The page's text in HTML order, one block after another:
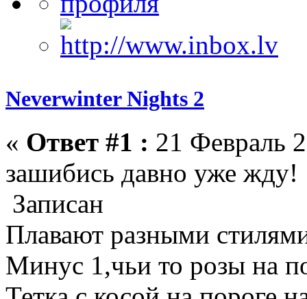
Neverwinter Nights 2
« Ответ #1 : 21 Февраль
зашибись давно уже жду!
Записан
Плавают разными
Минус 1,чьи то розы на